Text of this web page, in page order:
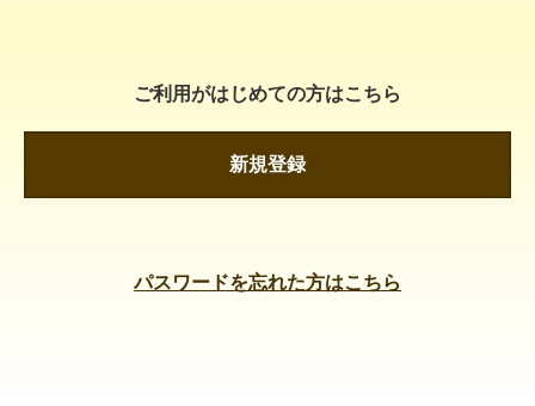
ご利用がはじめての方はこちら
新規登録
パスワードを忘れた方はこちら